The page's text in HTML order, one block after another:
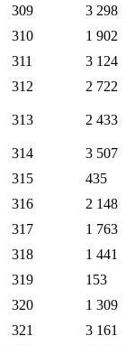
309 3 298
310
1 902
311
3 124
312
2 722
313 2 433
314 3 507
315
435
316
2 148
317
1 763
318
1 441
319
153
320
1 309
321
3 161